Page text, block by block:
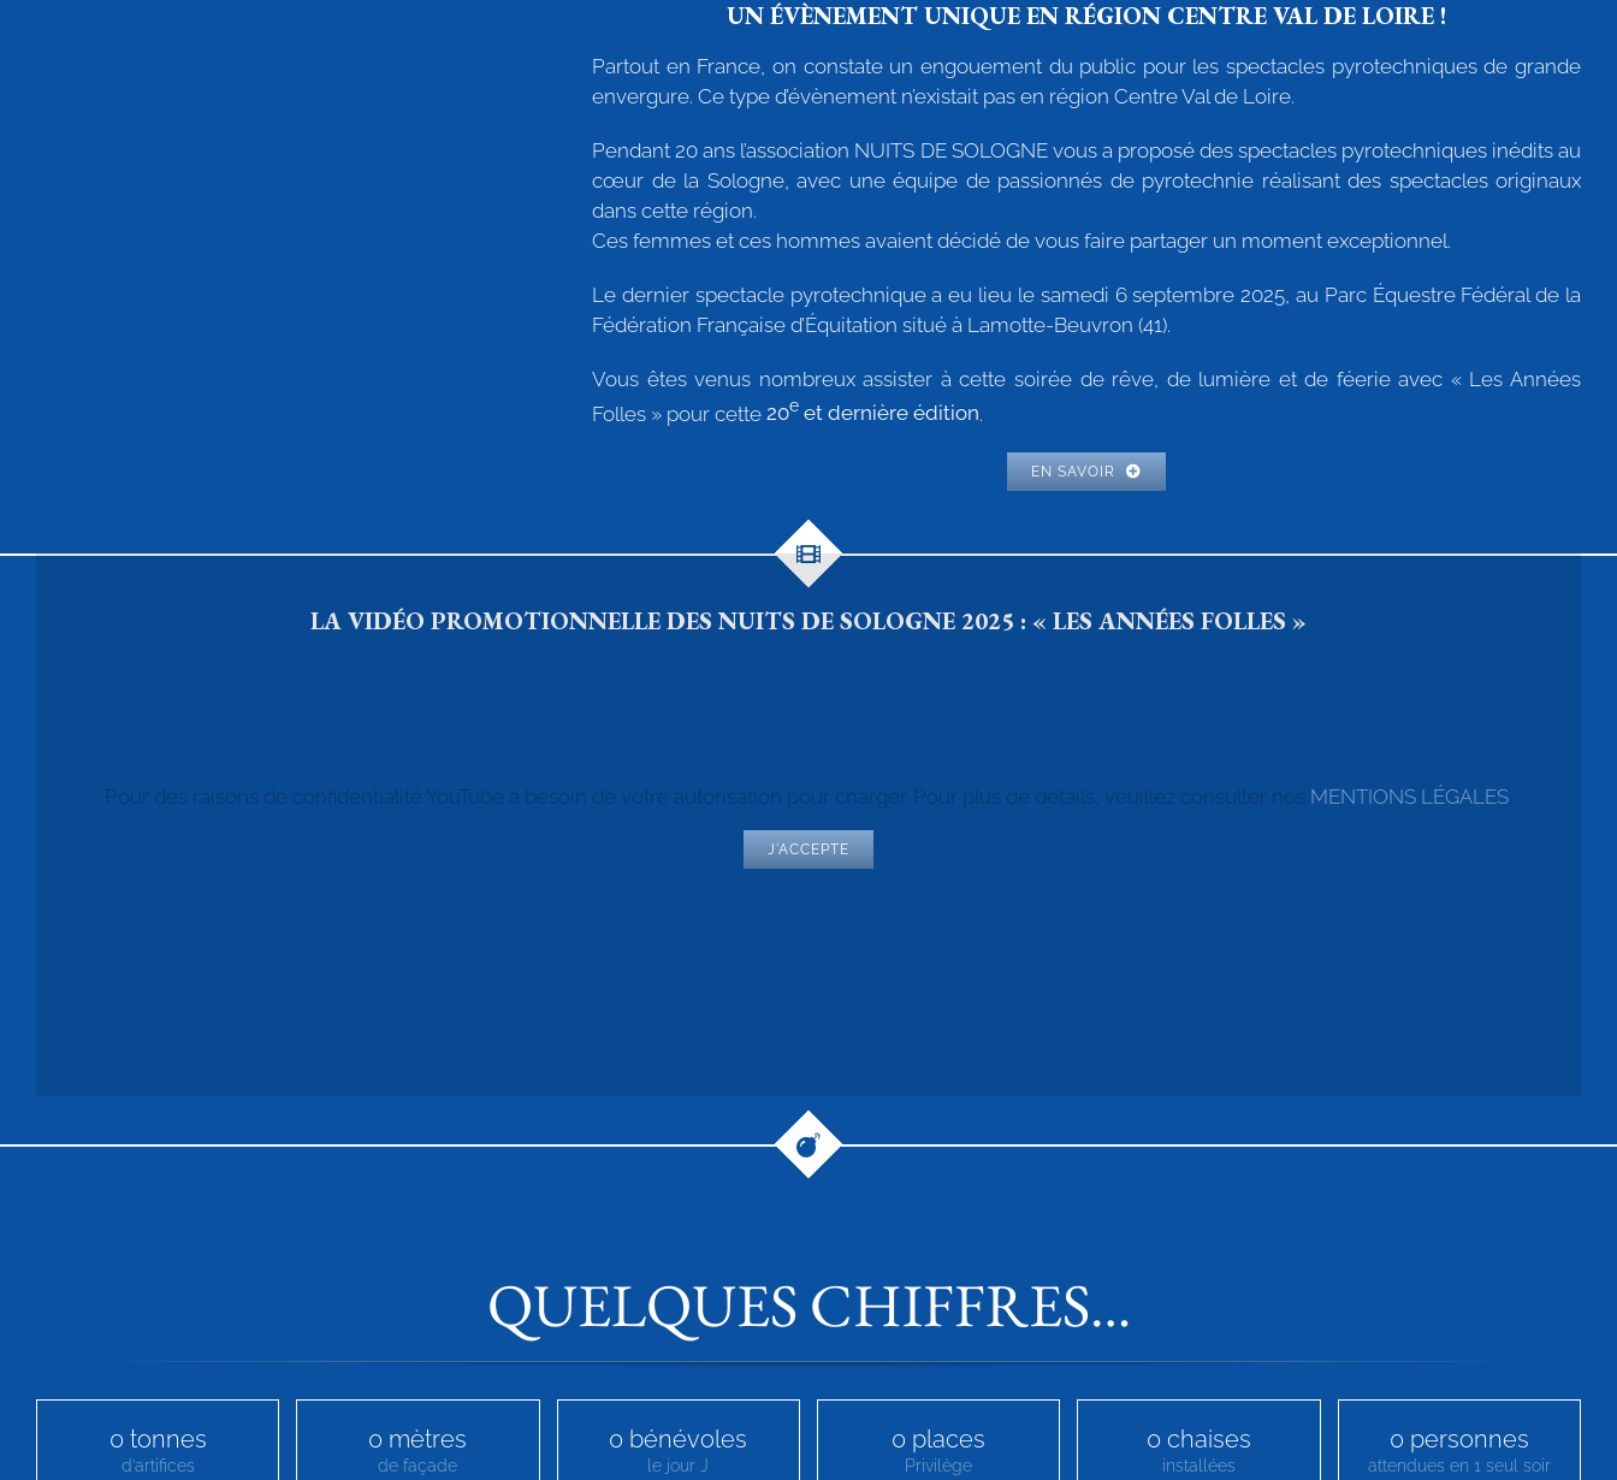
UN ÉVÈNEMENT UNIQUE EN RÉGION CENTRE VAL DE LOIRE !
Partout en France, on constate un engouement du public pour les spectacles pyrotechniques de grande
envergure. Ce type d’évènement n’existait pas en région Centre Val de Loire.
Pendant 20 ans l’association NUITS DE SOLOGNE vous a proposé des spectacles pyrotechniques inédits au
cœur de la Sologne, avec une équipe de passionnés de pyrotechnie réalisant des spectacles originaux
dans cette région.
Ces femmes et ces hommes avaient décidé de vous faire partager un moment exceptionnel.
Le dernier spectacle pyrotechnique a eu lieu le samedi 6 septembre 2025, au Parc Équestre Fédéral de la
Fédération Française d’Équitation situé à Lamotte-Beuvron (41).
Vous êtes venus nombreux assister à cette soirée de rêve, de lumière et de féerie avec « Les Années
Folles » pour cette20e et dernière édition.
EN SAVOIR
LA VIDÉO PROMOTIONNELLE DES NUITS DE SOLOGNE 2025 : « LES ANNÉES FOLLES »
Pour des raisons de confidentialité YouTube a besoin de votre autorisation pour charger. Pour plus de détails, veuillez consulter nos MENTIONS LÉGALES
J'ACCEPTE
QUELQUES CHIFFRES…
0 tonnes
d’artifices
0 mètres
de façade
0 bénévoles
le jour J
0 places
Privilège
0 chaises
installées
0 personnes
attendues en 1 seul soir